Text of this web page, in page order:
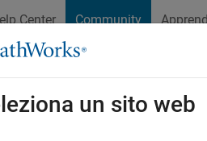
Center Community
Exchange Cody
un sito web